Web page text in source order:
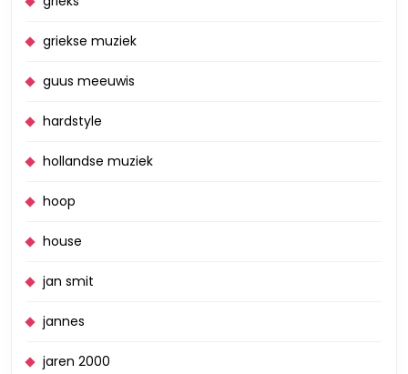
griekse muziek
guus meeuwis
hardstyle
hollandse muziek
hoop
house
jan smit
jannes
jaren 2000